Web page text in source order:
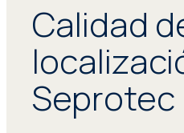
Calidad
Seprotec